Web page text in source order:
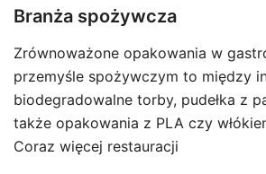
Branża spożywcza
Zrównoważone opakowania w
przemyśle spożywczym to między
biodegradowalne torby, pudełka z
także opakowania z PLA czy
Coraz więcej restauracji